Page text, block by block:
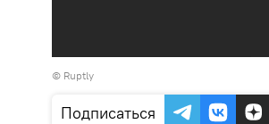
© Ruptly
Подписаться